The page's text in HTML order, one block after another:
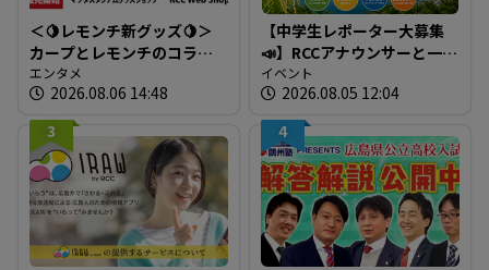
＜🍋レモンチ新グッズ🍋＞
カープとレモンチのコラボ
グッズが登場！
エンタメ
2026.08.06 14:48
【中学生レポーター大募集
📣】RCCアナウンサーと一緒
に「広島の食」の現場を取
材しよう！
イベント
2026.08.05 12:04
3
4